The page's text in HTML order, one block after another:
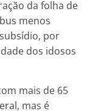
da folha de
menos
por
dos idosos
mais de 65
mas é